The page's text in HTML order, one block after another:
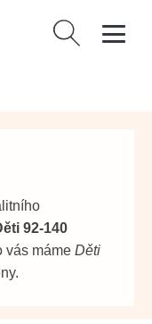
Vyhledávání
92-140
vás máme Děti